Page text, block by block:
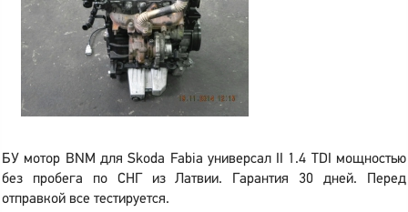
БУ мотор BNM для Skoda Fabia универсал II 1.4 TDI мощностью
без пробега по СНГ из Латвии. Гарантия 30 дней. Перед
отправкой все тестируется.